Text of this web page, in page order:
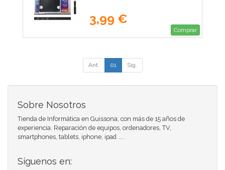
3,99 €
Comprar
Ant. 01 Sig.
Sobre Nosotros
Tienda de Informática en Guissona, con más de 15 años de
experiencia. Reparación de equipos, ordenadores, TV,
smartphones, tablets, iphone, ipad ....
Síguenos en: